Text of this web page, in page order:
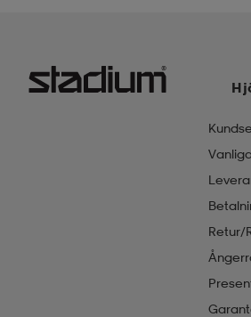
Retur/